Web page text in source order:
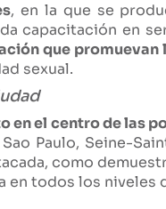
, en la que se
capacitación en
que promuevan
sexual.
en el centro de las
Paulo, Seine-
como
todos los niveles